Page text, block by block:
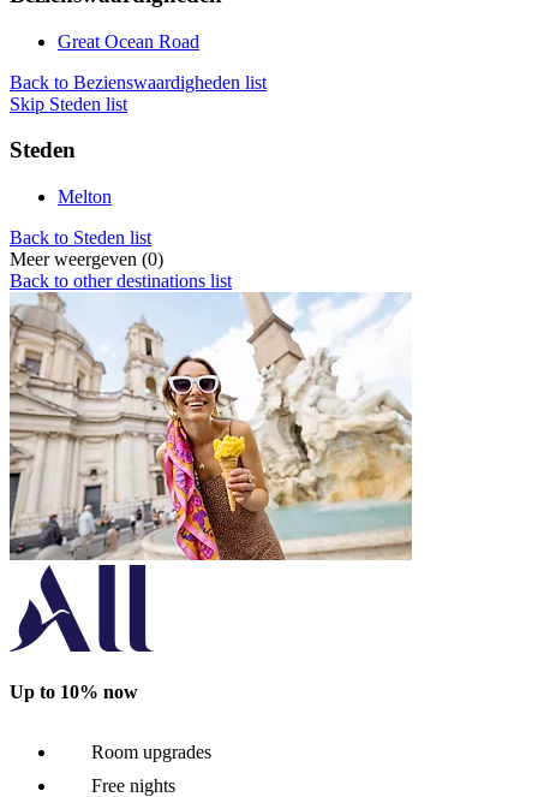
Great Ocean Road
Back to Bezienswaardigheden list
Skip Steden list
Steden
Melton
Back to Steden list
Meer weergeven (0)
Back to other destinations list
Up to 10% now
Room upgrades
Free nights